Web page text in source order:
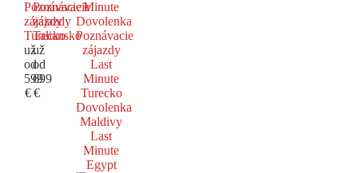
Poznávacie
zájazdy
Turecko
už
od
599
€
Poznávacie
zájazdy
Taliansko
už
od
699
€
Minute
Dovolenka
Poznávacie
zájazdy
Last
Minute
Turecko
Dovolenka
Maldivy
Last
Minute
Egypt